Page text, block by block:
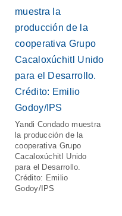
Yandi Condado muestra
la producción de la
cooperativa Grupo
Cacaloxúchitl Unido
para el Desarrollo.
Crédito: Emilio
Godoy/IPS